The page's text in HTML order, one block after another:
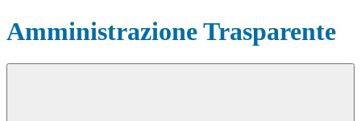
Amministrazione Trasparente